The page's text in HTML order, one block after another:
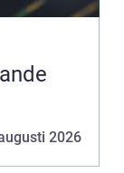
2026